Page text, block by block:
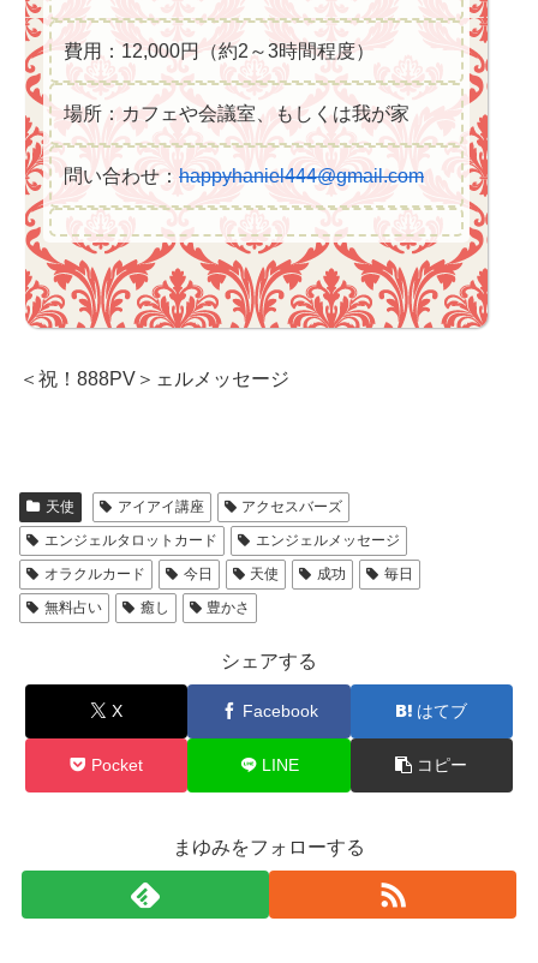
費用：12,000円（約2～3時間程度）
場所：カフェや会議室、もしくは我が家
問い合わせ： happyhaniel444@gmail.com
＜祝！888PV＞ェルメッセージ
天使 アイアイ講座
アクセスバーズ
エンジェルタロットカード
エンジェルメッセージ
オラクルカード
今日 天使 成功
毎日
無料占い
癒し 豊かさ
シェアする
X Facebook はてブ
Pocket LINE コピー
まゆみをフォローする